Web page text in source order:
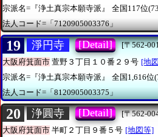
宗派名=『浄土真宗本願寺派』
全国117位
法人コード=「7120905003376」
19 淨円寺 [Detail]
[〒562-
大阪府箕面市 萱野３丁目１０番２９号 [地
宗派名=『浄土真宗本願寺派』
全国1,616位
法人コード=「8120905003375」
20 浄圓寺 [Detail]
[〒562-
大阪府箕面市 半町２丁目９番５号 [地図等]